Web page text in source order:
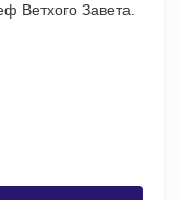
Ветхого Завета.